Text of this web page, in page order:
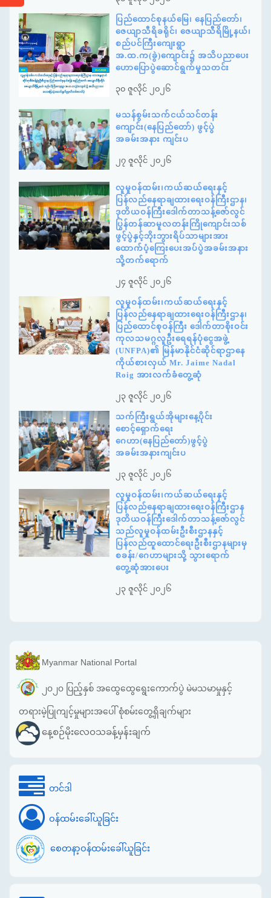
ပြည်ထောင်စုနယ်မြေ၊ နေပြည်တော်၊
ဇေယျာသီရိခရိုင်၊ ဇေယျာသီရိမြို့နယ်၊
စည်ပင်ကြီးကျေးရွာ
အ.ထ.က(ခွဲ)ကျောင်း၌ အသိပညာပေး
ဟောပြောပွဲဆောင်ရွက်မှုသတင်း
၃၀ ဇူလိုင် ၂၀၂၆
မသန်စွမ်းသက်ငယ်သင်တန်း
ကျောင်း(နေပြည်တော်) ဖွင့်ပွဲ
အခမ်းအနား ကျင်းပ
၂၇ ဇူလိုင် ၂၀၂၆
လူမှုဝန်ထမ်း၊ကယ်ဆယ်ရေးနှင့်
ပြန်လည်နေရာချထားရေးဝန်ကြီးဌာန၊
ဒုတိယဝန်ကြီးဒေါက်တာသန့်ဇော်လွင်
ပြွန်တန်ဆာမူလတန်းကြိုကျောင်းသစ်
ဖွင့်ပွဲနှင့်ဘိုးဘွားရိပ်သာများအား
ထောက်ပံ့ကြေးပေးအပ်ပွဲအခမ်းအနား
သို့တက်ရောက်
၂၄ ဇူလိုင် ၂၀၂၆
လူမှုဝန်ထမ်း၊ကယ်ဆယ်ရေးနှင့်
ပြန်လည်နေရာချထားရေးဝန်ကြီးဌာန၊
ပြည်ထောင်စုဝန်ကြီး ဒေါက်တာစိုးဝင်း
ကုလသမဂ္ဂလူဦးရေရန်ပုံငွေအဖွဲ့
(UNFPA)၏ မြန်မာနိုင်ငံဆိုင်ရာဌာနေ
ကိုယ်စားလှယ် Mr. Jaime Nadal
Roig အားလက်ခံတွေ့ဆုံ
၂၃ ဇူလိုင် ၂၀၂၆
သက်ကြီးရွယ်အိုများနေ့ပိုင်း
စောင့်ရှောက်ရေး
ဂေဟာ(နေပြည်တော်)ဖွင့်ပွဲ
အခမ်းအနားကျင်းပ
၂၃ ဇူလိုင် ၂၀၂၆
လူမှုဝန်ထမ်း၊ကယ်ဆယ်ရေးနှင့်
ပြန်လည်နေရာချထားရေးဝန်ကြီးဌာန
ဒုတိယဝန်ကြီးဒေါက်တာသန့်ဇော်လွင်
သည်လူမှုဝန်ထမ်းဦးစီးဌာနနှင့်
ပြန်လည်ထူထောင်ရေးဦးစီးဌာနများမှ
စခန်း/ဂေဟာများသို့ သွားရောက်
တွေ့ဆုံအားပေး
၂၃ ဇူလိုင် ၂၀၂၆
Myanmar National Portal
၂၀၂၀ ပြည့်နှစ် အထွေထွေရွေးကောက်ပွဲ မဲမသမာမှုနှင့်
တရားမဲ့ပြုကျင့်မှုများအပေါ် စုံစမ်းတွေ့ရှိချက်များ
နေ့စဉ်မိုးလေဝသခန့်မှန်းချက်
တင်ဒါ
ဝန်ထမ်းခေါ်ယူခြင်း
စေတနာ့ဝန်ထမ်းခေါ်ယူခြင်း